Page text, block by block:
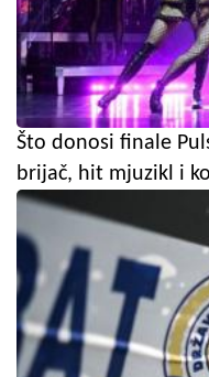
Što donosi finale
brijač, hit mjuzikl i